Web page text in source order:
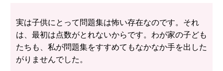
実は子供にとって問題集は怖い存在なのです。それ
は、最初は点数がとれないからです。わが家の子ども
たちも、私が問題集をすすめてもなかなか手を出した
がりませんでした。